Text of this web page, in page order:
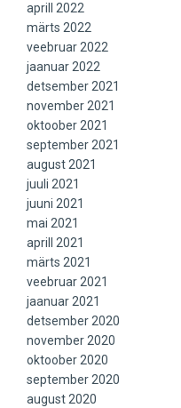
aprill 2022
märts 2022
veebruar 2022
jaanuar 2022
detsember 2021
november 2021
oktoober 2021
september 2021
august 2021
juuli 2021
juuni 2021
mai 2021
aprill 2021
märts 2021
veebruar 2021
jaanuar 2021
detsember 2020
november 2020
oktoober 2020
september 2020
august 2020